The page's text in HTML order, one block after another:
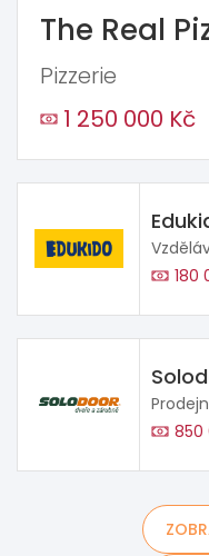
The Real
Pizzerie
1 250 000 Kč
180
850